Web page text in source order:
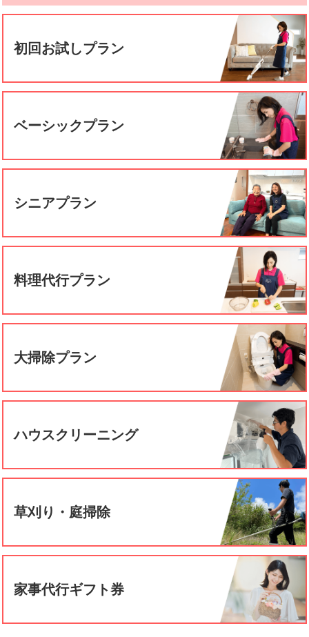
初回お試しプラン
ベーシックプラン
シニアプラン
料理代行プラン
大掃除プラン
ハウスクリーニング
草刈り・庭掃除
家事代行ギフト券